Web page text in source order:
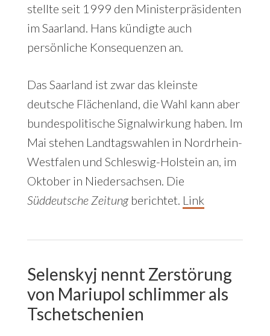
stellte seit 1999 den Ministerpräsidenten
im Saarland. Hans kündigte auch
persönliche Konsequenzen an.
Das Saarland ist zwar das kleinste
deutsche Flächenland, die Wahl kann aber
bundespolitische Signalwirkung haben. Im
Mai stehen Landtagswahlen in Nordrhein-
Westfalen und Schleswig-Holstein an, im
Oktober in Niedersachsen. Die
Süddeutsche Zeitungberichtet. Link
Selenskyj nennt Zerstörung
von Mariupol schlimmer als
Tschetschenien